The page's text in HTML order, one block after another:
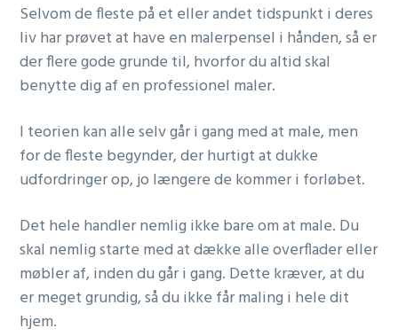
Selvom de fleste på et eller andet tidspunkt i deres
liv har prøvet at have en malerpensel i hånden, så er
der flere gode grunde til, hvorfor du altid skal
benytte dig af en professionel maler.
I teorien kan alle selv går i gang med at male, men
for de fleste begynder, der hurtigt at dukke
udfordringer op, jo længere de kommer i forløbet.
Det hele handler nemlig ikke bare om at male. Du
skal nemlig starte med at dække alle overflader eller
møbler af, inden du går i gang. Dette kræver, at du
er meget grundig, så du ikke får maling i hele dit
hjem.